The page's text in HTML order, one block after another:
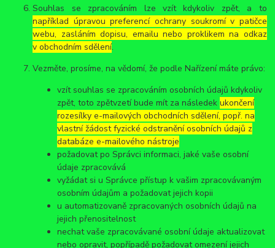
Souhlas se zpracováním lze vzít kdykoliv zpět, a to
například úpravou preferencí ochrany soukromí v patičce
webu, zasláním dopisu, emailu nebo proklikem na odkaz
v obchodním sdělení.
Vezměte, prosíme, na vědomí, že podle Nařízení máte právo:
vzít souhlas se zpracováním osobních údajů kdykoliv
zpět, toto zpětvzetí bude mít za následekukončení
rozesílky e-mailových obchodních sdělení, popř. na
vlastní žádost fyzické odstranění osobních údajů z
databáze e-mailového nástroje
požadovat po Správci informaci, jaké vaše osobní
údaje zpracovává
vyžádat si u Správce přístup k vašim zpracovávaným
osobním údajům a požadovat jejich kopii
u automatizovaně zpracovaných osobních údajů na
jejich přenositelnost
nechat vaše zpracovávané osobní údaje aktualizovat
nebo opravit, popřípadě požadovat omezení jejich